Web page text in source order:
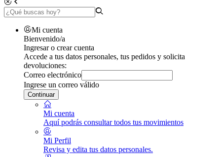
Mi cuenta
Bienvenido/a
Ingresar o crear cuenta
Accede a tus datos personales, tus pedidos y solicita
devoluciones:
Correo electrónico
Ingrese un correo válido
Continuar
Mi cuenta
Aquí podrás consultar todos tus movimientos
Mi Perfil
Revisa y edita tus datos personales.